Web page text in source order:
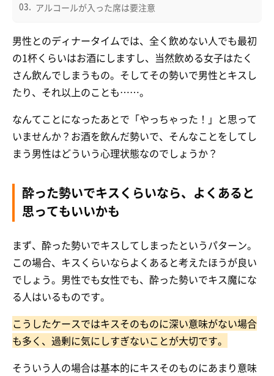
アルコールが入った席は要注意
男性とのディナータイムでは、全く飲めない人でも最初
の1杯くらいはお酒にしますし、当然飲める女子はたく
さん飲んでしまうもの。そしてその勢いで男性とキスし
たり、それ以上のことも……。
なんてことになったあとで「やっちゃった！」と思って
いませんか？お酒を飲んだ勢いで、そんなことをしてし
まう男性はどういう心理状態なのでしょうか？
酔った勢いでキスくらいなら、よくあると
思ってもいいかも
まず、酔った勢いでキスしてしまったというパターン。
この場合、キスくらいならよくあると考えたほうが良い
でしょう。男性でも女性でも、酔った勢いでキス魔にな
る人はいるものです。
こうしたケースではキスそのものに深い意味がない場合
も多く、過剰に気にしすぎないことが大切です。
そういう人の場合は基本的にキスそのものにあまり意味